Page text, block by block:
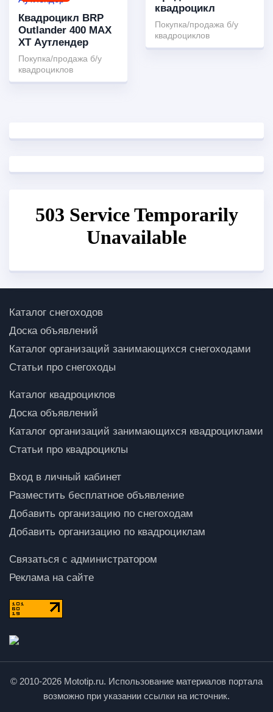
Квадроцикл BRP
Outlander 400 MAX
XT Аутлендер
Покупка/продажа б/у
квадроциклов
квадроцикл
Покупка/продажа б/у
квадроциклов
Каталог снегоходов
Доска объявлений
Каталог организаций занимающихся снегоходами
Статьи про снегоходы
Каталог квадроциклов
Доска объявлений
Каталог организаций занимающихся квадроциклами
Статьи про квадроциклы
Вход в личный кабинет
Разместить бесплатное объявление
Добавить организацию по снегоходам
Добавить организацию по квадроциклам
Связаться с администратором
Реклама на сайте
© 2010-2026 Mototip.ru. Использование материалов портала
возможно при указании ссылки на источник.